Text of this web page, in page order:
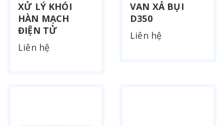
XỬ LÝ KHÓI
HÀN MẠCH
ĐIỆN TỬ
Liên hệ
VAN XẢ BỤI
D350
Liên hệ